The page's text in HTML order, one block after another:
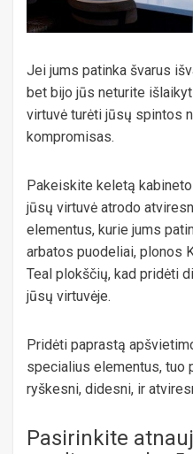
Jei jums patinka švarus
bet bijo jūs neturite
virtuvė turėti jūsų spintos
kompromisas.
Pakeiskite keletą
jūsų virtuvė atrodo
elementus, kurie jums
arbatos puodeliai, plonos
Teal plokščių, kad pridėti
jūsų virtuvėje.
Pridėti paprastą
specialius elementus, tuo
ryškesni, didesni, ir
Pasirinkite